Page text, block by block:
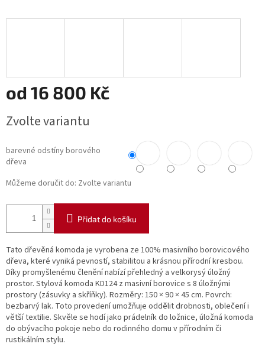
od 16 800 Kč
cena:
Zvolte variantu
barevné odstíny borového
dřeva
Můžeme doručit do: Zvolte variantu
Přidat do košíku
Tato dřevěná komoda je vyrobena ze 100% masivního borovicového
dřeva, které vyniká pevností, stabilitou a krásnou přírodní kresbou.
Díky promyšlenému členění nabízí přehledný a velkorysý úložný
prostor. Stylová komoda KD124 z masivní borovice s 8 úložnými
prostory (zásuvky a skříňky). Rozměry: 150 × 90 × 45 cm. Povrch:
bezbarvý lak. Toto provedení umožňuje oddělit drobnosti, oblečení i
větší textilie. Skvěle se hodí jako prádelník do ložnice, úložná komoda
do obývacího pokoje nebo do rodinného domu v přírodním či
rustikálním stylu.